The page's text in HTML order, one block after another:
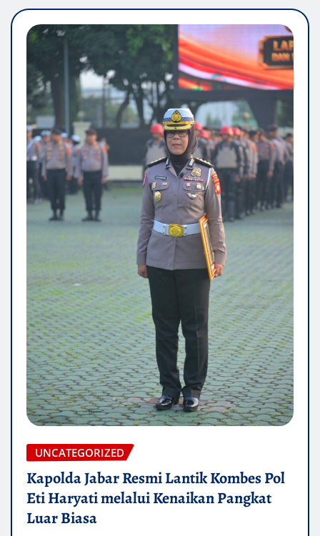
UNCATEGORIZED
Kapolda Jabar Resmi Lantik Kombes Pol
Eti Haryati melalui Kenaikan Pangkat
Luar Biasa